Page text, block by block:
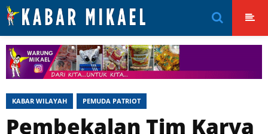
KABAR WILAYAH PEMUDA PATRIOT
Pembekalan Tim Karya